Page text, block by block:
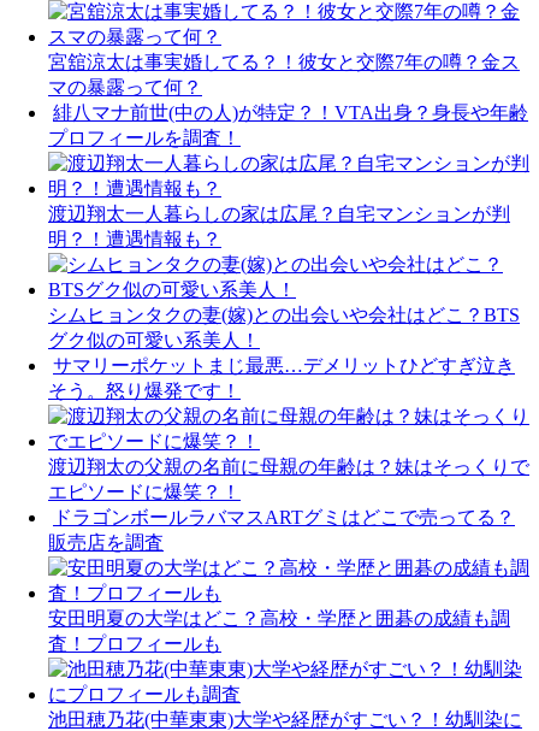
宮舘涼太は事実婚してる？！彼女と交際7年の噂？金ス
マの暴露って何？
緋八マナ前世(中の人)が特定？！VTA出身？身長や年齢
プロフィールを調査！
渡辺翔太一人暮らしの家は広尾？自宅マンションが判
明？！遭遇情報も？
シムヒョンタクの妻(嫁)との出会いや会社はどこ？BTS
グク似の可愛い系美人！
サマリーポケットまじ最悪…デメリットひどすぎ泣き
そう。怒り爆発です！
渡辺翔太の父親の名前に母親の年齢は？妹はそっくりで
エピソードに爆笑？！
ドラゴンボールラバマスARTグミはどこで売ってる？
販売店を調査
安田明夏の大学はどこ？高校・学歴と囲碁の成績も調
査！プロフィールも
池田穂乃花(中華東東)大学や経歴がすごい？！幼馴染に